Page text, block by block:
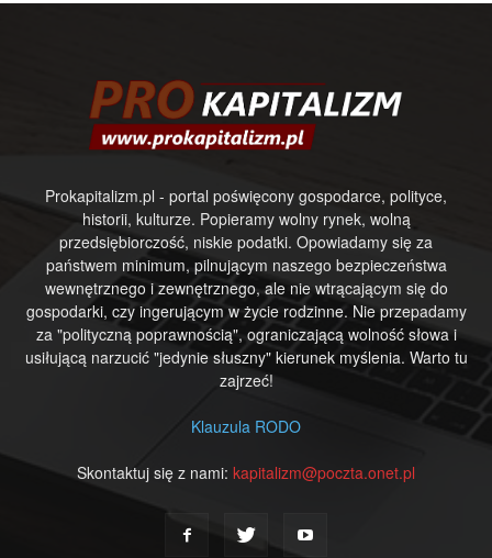
Prokapitalizm.pl - portal poświęcony gospodarce, polityce,
historii, kulturze. Popieramy wolny rynek, wolną
przedsiębiorczość, niskie podatki. Opowiadamy się za
państwem minimum, pilnującym naszego bezpieczeństwa
wewnętrznego i zewnętrznego, ale nie wtrącającym się do
gospodarki, czy ingerującym w życie rodzinne. Nie przepadamy
za "polityczną poprawnością", ograniczającą wolność słowa i
usiłującą narzucić "jedynie słuszny" kierunek myślenia. Warto tu
zajrzeć!
Klauzula RODO
Skontaktuj się z nami: kapitalizm@poczta.onet.pl